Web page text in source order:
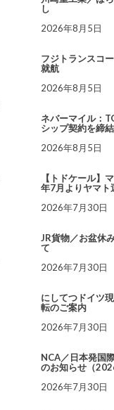
し
2026年8月5日
フジトランスコ
就航
2026年8月5日
ネバーマイル：
シップ契約を締
2026年8月5日
【トドケール】
年7月よりヤマト
2026年7月30日
JR貨物／お盆休
て
2026年7月30日
にしてつドイツ
転のご案内
2026年7月30日
NCA／日本発国
のお知らせ（
2026年7月30日